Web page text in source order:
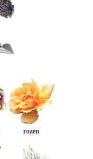
rozen